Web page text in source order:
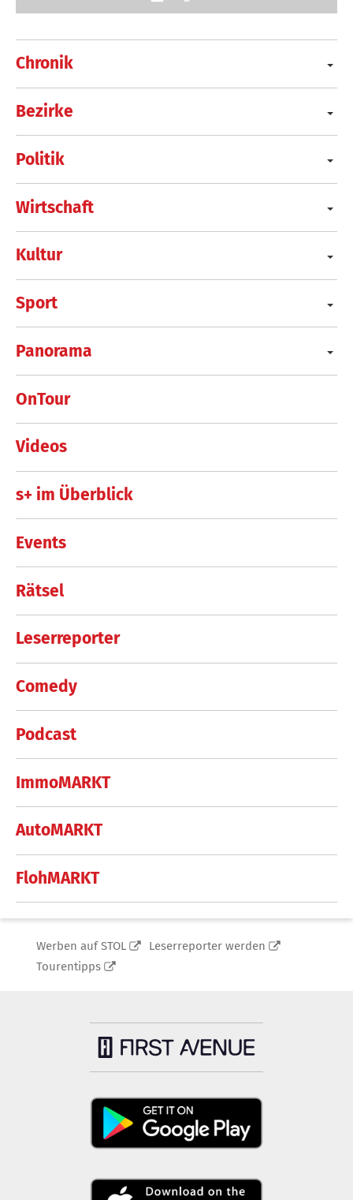
Chronik
Bezirke
Politik
Wirtschaft
Kultur
Sport
Panorama
OnTour
Videos
s+ im Überblick
Events
Rätsel
Leserreporter
Comedy
Podcast
ImmoMARKT
AutoMARKT
FlohMARKT
Werben auf STOL
Leserreporter werden
Tourentipps